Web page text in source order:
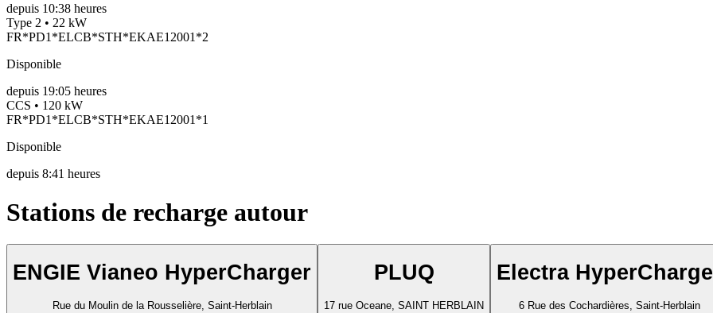
depuis 10:38 heures
Type 2 • 22 kW
FR*PD1*ELCB*STH*EKAE12001*2
Disponible
depuis 19:05 heures
CCS • 120 kW
FR*PD1*ELCB*STH*EKAE12001*1
Disponible
depuis 8:41 heures
Stations de recharge autour
ENGIE Vianeo HyperCharger
Rue du Moulin de la Rousselière, Saint-Herblain
PLUQ
17 rue Oceane, SAINT HERBLAIN
Electra
6 Rue des Cochardières, Saint-Herblain